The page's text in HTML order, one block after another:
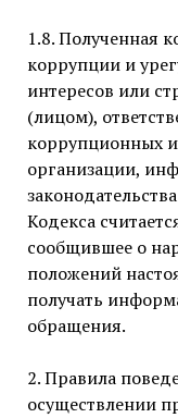
1.8. Полученная
коррупции и
интересов или
(лицом),
коррупционных
организации,
Кодекса
сообщившее о
положений
получать
обращения.
2. Правила
осуществлении